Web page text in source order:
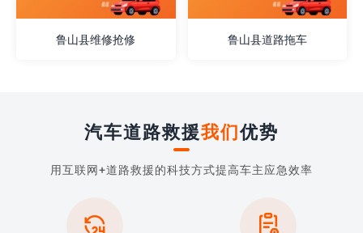
鲁山县维修抢修 鲁山县道路拖车
汽车道路救援我们优势
用互联网+道路救援的科技方式提高车主应急效率
 